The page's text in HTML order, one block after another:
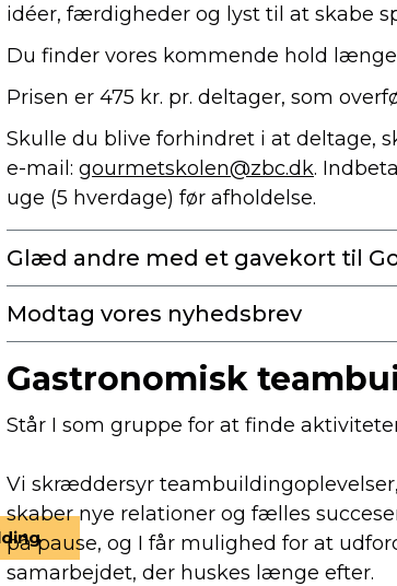
idéer, færdigheder og lyst til at skabe
Du finder vores kommende hold
Prisen er 475 kr. pr. deltager, som
Skulle du blive forhindret i at deltage,
e-mail: gourmetskolen@zbc.dk.
uge (5 hverdage) før afholdelse.
Glæd andre med et gavekort til
Modtag vores nyhedsbrev
Gastronomisk
Står I som gruppe for at finde
Vi skræddersyr
skaber nye relationer og fælles
på pause, og I får mulighed for at
samarbejdet, der huskes længe efter.